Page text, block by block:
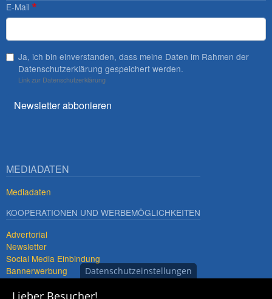
E-Mail
Ja, ich bin einverstanden, dass meine Daten im Rahmen der
Datenschutzerklärung gespeichert werden.
Link zur Datenschutzerklärung
Newsletter abbonieren
MEDIADATEN
Mediadaten
KOOPERATIONEN UND WERBEMÖGLICHKEITEN
Advertorial
Newsletter
Social Media Einbindung
Bannerwerbung
Premiumdestinationen
Datenschutzeinstellungen
Lieber Besucher!